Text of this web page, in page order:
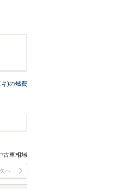
)の燃費
古車相場
次へ